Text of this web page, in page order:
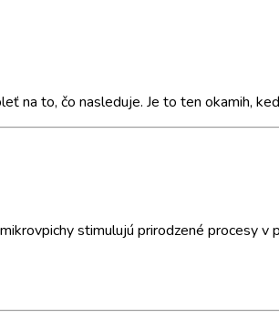
na to, čo nasleduje. Je to ten okamih,
stimulujú prirodzené procesy